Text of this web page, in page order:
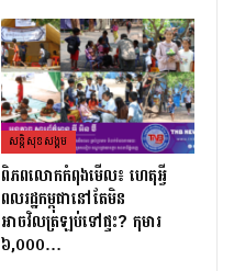
សន្តិសុខសង្គម
ពិភពលោកកំពុងមើល៖ ហេតុអ្វី
ពលរដ្ឋកម្ពុជានៅតែមិន
អាចវិលត្រឡប់ទៅផ្ទះ? កុមារ
៦,០០០…